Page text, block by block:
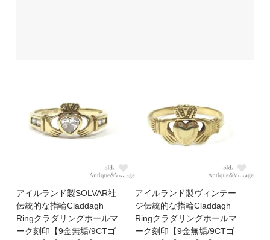
アイルランド製SOLVAR社
伝統的な指輪Claddagh
Ringクラダリングホールマ
ーク刻印【9金無垢/9CTゴ
アイルランド製ヴィンテー
ジ伝統的な指輪Claddagh
Ringクラダリングホールマ
ーク刻印【9金無垢/9CTゴ